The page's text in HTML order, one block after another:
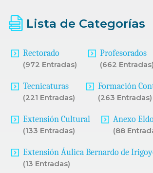
Lista de Categorías
Rectorado
(972 Entradas)
Profesorados
(662 Entradas)
Tecnicaturas
(221 Entradas)
Formación
(263 Entradas)
Extensión Cultural
(133 Entradas)
Anexo
(88
Extensión Áulica Bernardo de
(13 Entradas)